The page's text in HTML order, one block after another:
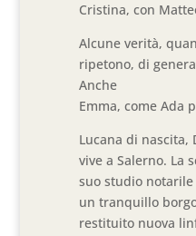
Cristina, con
Alcune verità,
ripetono, di
Anche
Emma, come Ada
Lucana di nascita,
vive a Salerno. La
suo studio
un tranquillo
restituito nuova